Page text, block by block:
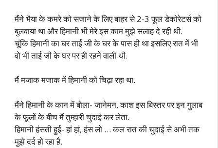
मैंने भैया के कमरे को सजाने के लिए बाहर से 2-3 फूल डेकोरेटर्स को
बुलवाया था और हिमानी भी मेरे इस काम मुझे सलाह दे रही थी.
चूंकि हिमानी का घर ताई जी के घर के पास ही था इसलिए रात में भी
वो भी ताई जी के घर पर ही रहने वाली थी.
मैं मजाक मजाक में हिमानी को चिढ़ा रहा था.
मैंने हिमानी के कान में बोला- जानेमन, काश इस बिस्तर पर इन गुलाब
के फूलों के बीच मैं तुम्हारी चुदाई कर लेता.
हिमानी हंसती हुई- हां हां, हंस लो … कल रात की चुदाई से अभी तक
मुझे दर्द हो रहा है.